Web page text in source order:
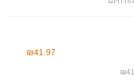
₪41.97